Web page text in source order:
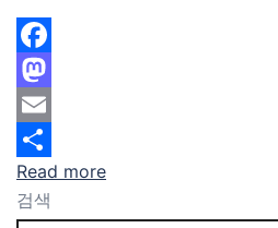
Facebook
Mastodon
Email
Share
Read more
검색